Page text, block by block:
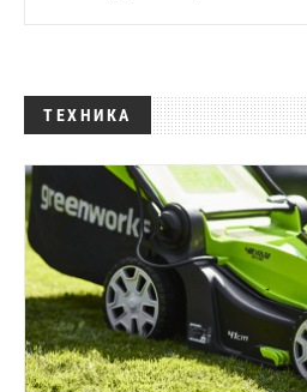
ТЕХНИКА